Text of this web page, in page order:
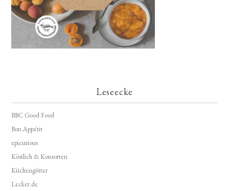
Leseecke
BBC Good Food
Bon Appétit
epicurious
Köstlich & Konsorten
Küchengötter
Lecker.de